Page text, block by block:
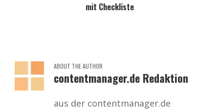
mit Checkliste
ABOUT THE AUTHOR
contentmanager.de Redaktion
aus der contentmanager.de